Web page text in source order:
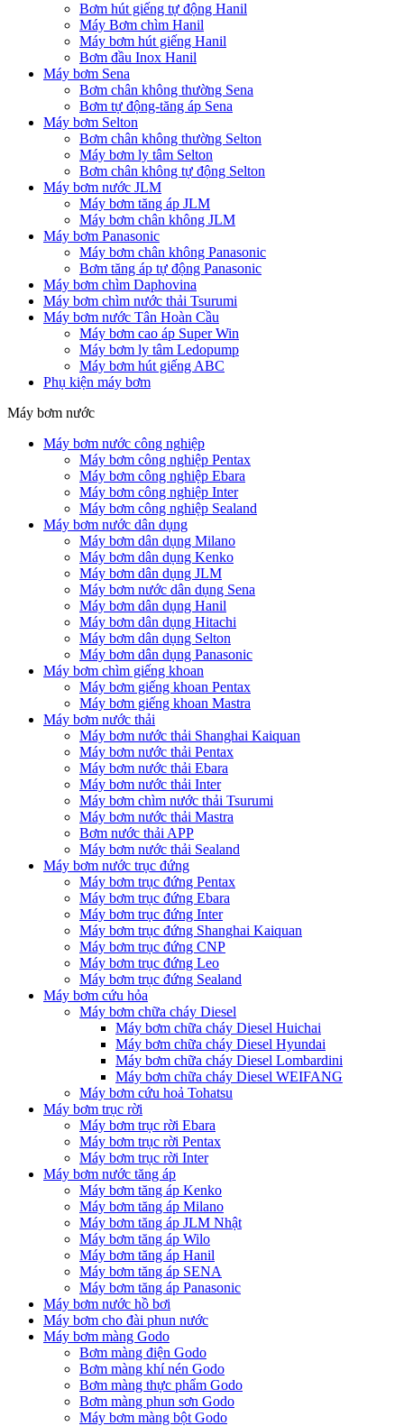
Bơm hút giếng tự động Hanil
Máy Bơm chìm Hanil
Máy bơm hút giếng Hanil
Bơm đầu Inox Hanil
Máy bơm Sena
Bơm chân không thường Sena
Bơm tự động-tăng áp Sena
Máy bơm Selton
Bơm chân không thường Selton
Máy bơm ly tâm Selton
Bơm chân không tự động Selton
Máy bơm nước JLM
Máy bơm tăng áp JLM
Máy bơm chân không JLM
Máy bơm Panasonic
Máy bơm chân không Panasonic
Bơm tăng áp tự động Panasonic
Máy bơm chìm Daphovina
Máy bơm chìm nước thải Tsurumi
Máy bơm nước Tân Hoàn Cầu
Máy bơm cao áp Super Win
Máy bơm ly tâm Ledopump
Máy bơm hút giếng ABC
Phụ kiện máy bơm
Máy bơm nước
Máy bơm nước công nghiệp
Máy bơm công nghiệp Pentax
Máy bơm công nghiệp Ebara
Máy bơm công nghiệp Inter
Máy bơm công nghiệp Sealand
Máy bơm nước dân dụng
Máy bơm dân dụng Milano
Máy bơm dân dụng Kenko
Máy bơm dân dụng JLM
Máy bơm nước dân dụng Sena
Máy bơm dân dụng Hanil
Máy bơm dân dụng Hitachi
Máy bơm dân dụng Selton
Máy bơm dân dụng Panasonic
Máy bơm chìm giếng khoan
Máy bơm giếng khoan Pentax
Máy bơm giếng khoan Mastra
Máy bơm nước thải
Máy bơm nước thải Shanghai Kaiquan
Máy bơm nước thải Pentax
Máy bơm nước thải Ebara
Máy bơm nước thải Inter
Máy bơm chìm nước thải Tsurumi
Máy bơm nước thải Mastra
Bơm nước thải APP
Máy bơm nước thải Sealand
Máy bơm nước trục đứng
Máy bơm trục đứng Pentax
Máy bơm trục đứng Ebara
Máy bơm trục đứng Inter
Máy bơm trục đứng Shanghai Kaiquan
Máy bơm trục đứng CNP
Máy bơm trục đứng Leo
Máy bơm trục đứng Sealand
Máy bơm cứu hỏa
Máy bơm chữa cháy Diesel
Máy bơm chữa cháy Diesel Huichai
Máy bơm chữa cháy Diesel Hyundai
Máy bơm chữa cháy Diesel Lombardini
Máy bơm chữa cháy Diesel WEIFANG
Máy bơm cứu hoả Tohatsu
Máy bơm trục rời
Máy bơm trục rời Ebara
Máy bơm trục rời Pentax
Máy bơm trục rời Inter
Máy bơm nước tăng áp
Máy bơm tăng áp Kenko
Máy bơm tăng áp Milano
Máy bơm tăng áp JLM Nhật
Máy bơm tăng áp Wilo
Máy bơm tăng áp Hanil
Máy bơm tăng áp SENA
Máy bơm tăng áp Panasonic
Máy bơm nước hồ bơi
Máy bơm cho đài phun nước
Máy bơm màng Godo
Bơm màng điện Godo
Bơm màng khí nén Godo
Bơm màng thực phẩm Godo
Bơm màng phun sơn Godo
Máy bơm màng bột Godo